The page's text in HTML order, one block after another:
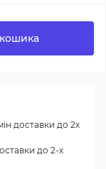
доставки до 2х
до 2-х